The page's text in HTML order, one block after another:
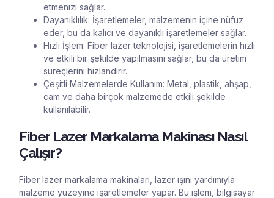
etmenizi sağlar.
Dayanıklılık: İşaretlemeler, malzemenin içine nüfuz
eder, bu da kalıcı ve dayanıklı işaretlemeler sağlar.
Hızlı İşlem: Fiber lazer teknolojisi, işaretlemelerin hızlı
ve etkili bir şekilde yapılmasını sağlar, bu da üretim
süreçlerini hızlandırır.
Çeşitli Malzemelerde Kullanım: Metal, plastik, ahşap,
cam ve daha birçok malzemede etkili şekilde
kullanılabilir.
Fiber Lazer Markalama Makinası Nasıl
Çalışır?
Fiber lazer markalama makinaları, lazer ışını yardımıyla
malzeme yüzeyine işaretlemeler yapar. Bu işlem, bilgisayar